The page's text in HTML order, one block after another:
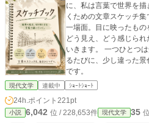
に、私は言葉で世界を描き留めます。
くための文章スケッチ集です。 人物や風景、何
一場面。目に映ったも
どう見え、どう感じら
いきます。 一つひとつは短い文章ですが、そのページをめく
るたびに、少し違った
です。
現代文学 連載中 ｼｮｰﾄｼｮｰﾄ
24h.ポイント 221pt
小説 6,042 位 / 228,653件 現代文学 35